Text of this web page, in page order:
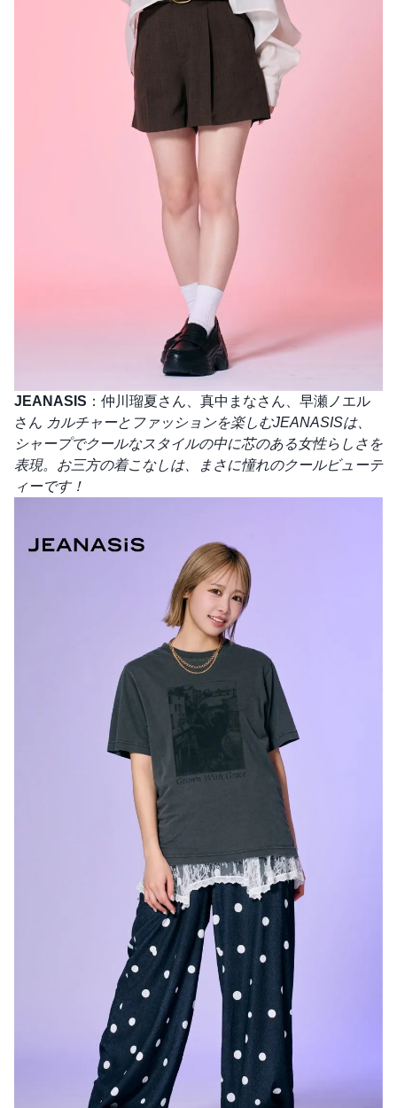
JEANASIS ：仲川瑠夏さん、真中まなさん、早瀬ノエル
さん カルチャーとファッションを楽しむJEANASISは、
シャープでクールなスタイルの中に芯のある女性らしさを
表現。お三方の着こなしは、まさに憧れのクールビューテ
ィーです！